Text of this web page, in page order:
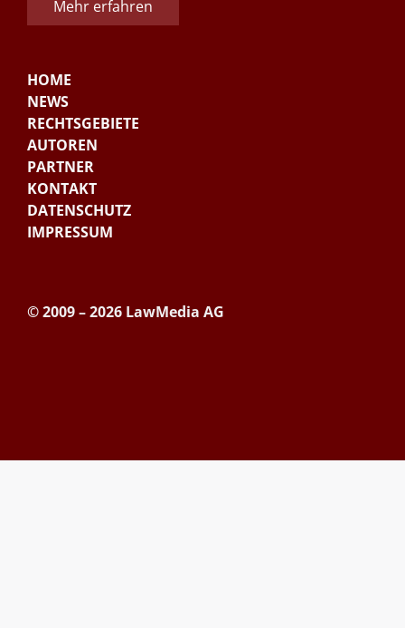
Mehr erfahren
HOME
NEWS
RECHTSGEBIETE
AUTOREN
PARTNER
KONTAKT
DATENSCHUTZ
IMPRESSUM
© 2009 – 2026 LawMedia AG